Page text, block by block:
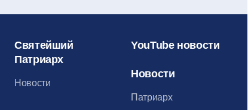
Святейший
Патриарх
Новости
YouTube новости
Новости
Патриарх